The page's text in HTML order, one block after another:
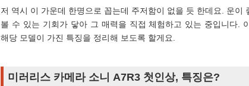
저 역시 이 가운데 한명으로 꼽는데 주저함이 없을 듯 한데요. 운이
볼 수 있는 기회가 닿아 그 매력을 직접 체험하고 있는 중입니다.
해당 모델이 가진 특징을 정리해 보도록 할게요.
미러리스 카메라 소니 A7R3 첫인상, 특징은?